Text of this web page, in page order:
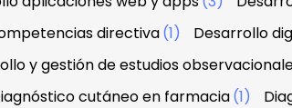
directiva(1) Desarrollo
y gestión de estudios
cutáneo en farmacia(1)